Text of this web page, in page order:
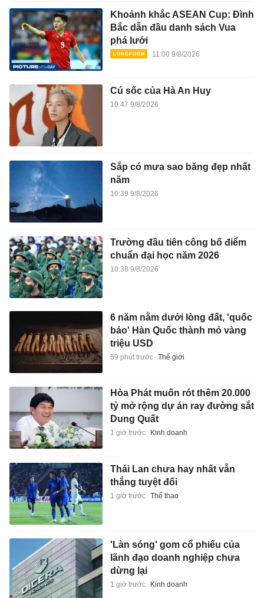
Khoảnh khắc ASEAN Cup: Đình
Bắc dẫn đầu danh sách Vua
phá lưới
11:00 9/8/2026
Cú sốc của Hà An Huy
10:47 9/8/2026
Sắp có mưa sao băng đẹp nhất
năm
10:39 9/8/2026
Trường đầu tiên công bố điểm
chuẩn đại học năm 2026
10:38 9/8/2026
6 năm nằm dưới lòng đất, 'quốc
bảo' Hàn Quốc thành mỏ vàng
triệu USD
59 phút trước Thế giới
Hòa Phát muốn rót thêm 20.000
tỷ mở rộng dự án ray đường sắt
Dung Quất
1 giờ trước Kinh doanh
Thái Lan chưa hay nhất vẫn
thắng tuyệt đối
1 giờ trước Thể thao
'Làn sóng' gom cổ phiếu của
lãnh đạo doanh nghiệp chưa
dừng lại
1 giờ trước Kinh doanh